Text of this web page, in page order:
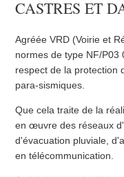
CASTRES ET
Agréée VRD (Voirie et
normes de type NF/
respect de la protection
para-sismiques.
Que cela traite de la
en œuvre des réseaux
d'évacuation pluviale,
en télécommunication.